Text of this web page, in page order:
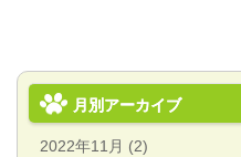
月別アーカイブ
2022年11月 (2)